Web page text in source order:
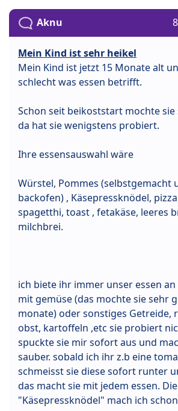
Aknu
Mein Kind ist sehr heikel
Mein Kind ist jetzt 15 Monate alt
schlecht was essen betrifft.
Schon seit beikoststart mochte
da hat sie wenigstens probiert.
Ihre essensauswahl wäre
Würstel, Pommes (selbstgemacht
backofen) , Käsepressknödel,
spagetthi, toast , fetakäse, leeres
milchbrei.
ich biete ihr immer unser essen an
mit gemüse (das mochte sie sehr
monate) oder sonstiges Getreide,
obst, kartoffeln ,etc sie probiert
spuckte sie mir sofort aus und
sauber. sobald ich ihr z.b eine
schmeisst sie diese sofort runter
das macht sie mit jedem essen. Die
"Käsepressknödel" mach ich